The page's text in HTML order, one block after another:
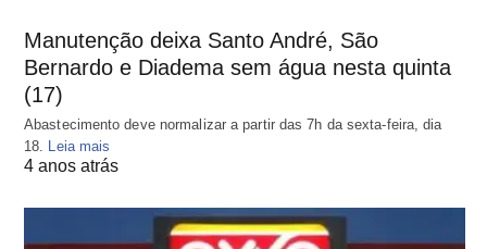
Manutenção deixa Santo André, São
Bernardo e Diadema sem água nesta quinta
(17)
Abastecimento deve normalizar a partir das 7h da sexta-feira, dia
18. Leia mais
4 anos atrás